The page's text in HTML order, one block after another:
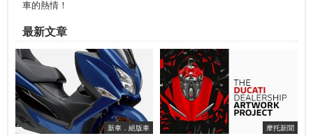
車的熱情！
最新文章
新車．絕版車 摩托新聞